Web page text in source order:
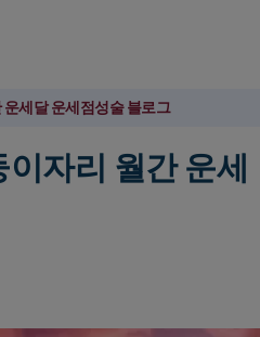
세달 운세점성술 블로그
자리 월간 운세